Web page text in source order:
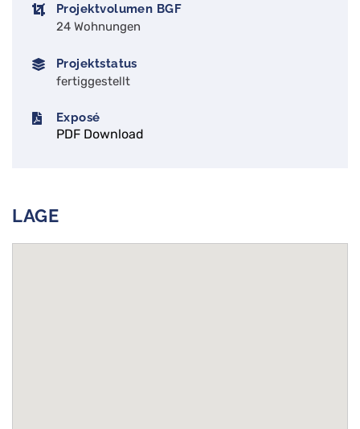
Projektvolumen BGF
24 Wohnungen
Projektstatus
fertiggestellt
Exposé
PDF Download
LAGE